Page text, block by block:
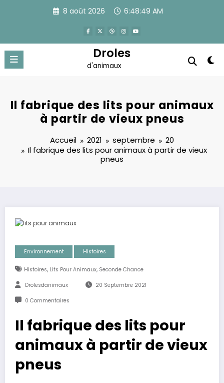
8 août 2026 6:48:50 AM
Droles
d'animaux
Il fabrique des lits pour animaux
à partir de vieux pneus
Accueil 2021 septembre
20
Il fabrique des lits pour animaux à partir de vieux
pneus
Environnement Histoires
Histoires, Lits Pour Animaux, Seconde Chance
Drolesdanimaux 20 Septembre 2021
0 Commentaires
Il fabrique des lits pour
animaux à partir de vieux
pneus